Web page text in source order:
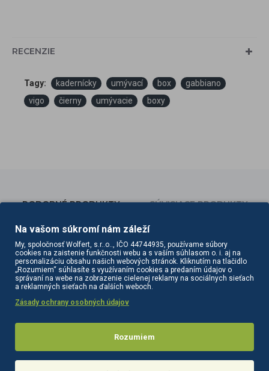
RECENZIE
Tagy: kadernícky umývací box
gabbiano
vigo
čierny umývacie boxy
PODOBNÉ PRODUKTY SÚVISIACE PRODUKTY
Na vašom súkromí nám záleží
My, spoločnosť Wolfert, s.r..o.., IČO 44744935, používame súbory
cookies na zaistenie funkčnosti webu a s vaším súhlasom o. i. aj na
personalizáciu obsahu našich webových stránok. Kliknutím na tlačidlo
„Rozumiem“ súhlasíte s využívaním cookies a predaním údajov o
správaní na webe na zobrazenie cielenej reklamy na sociálnych sieťach
a reklamných sieťach na ďalších weboch.
Zásady ochrany osobných údajov
Rozumiem